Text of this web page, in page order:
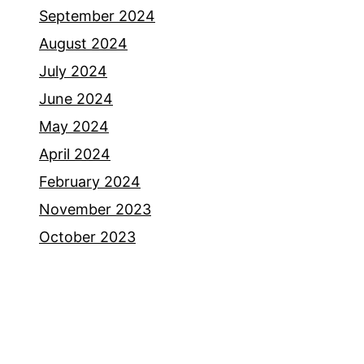
September 2024
August 2024
July 2024
June 2024
May 2024
April 2024
February 2024
November 2023
October 2023